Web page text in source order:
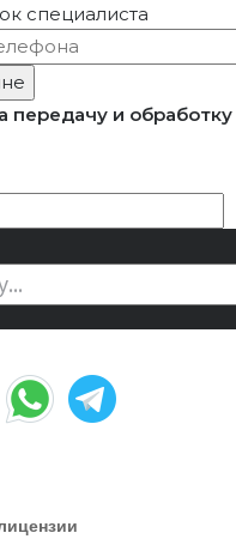
специалиста
передачу и
И Как Менять СРО